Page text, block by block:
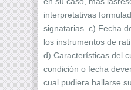
interpretativas
signatarias. c) Fecha
los instrumentos de
d) Características del
condición o fecha
cual pudiera hallarse